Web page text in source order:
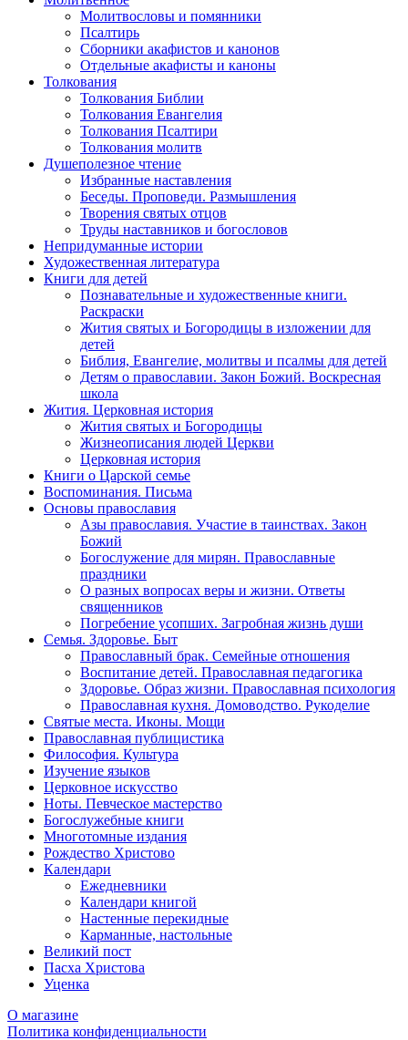
Молитвословы и помянники
Псалтирь
Сборники акафистов и канонов
Отдельные акафисты и каноны
Толкования
Толкования Библии
Толкования Евангелия
Толкования Псалтири
Толкования молитв
Душеполезное чтение
Избранные наставления
Беседы. Проповеди. Размышления
Творения святых отцов
Труды наставников и богословов
Непридуманные истории
Художественная литература
Книги для детей
Познавательные и художественные книги.
Раскраски
Жития святых и Богородицы в изложении для
детей
Библия, Евангелие, молитвы и псалмы для детей
Детям о православии. Закон Божий. Воскресная
школа
Жития. Церковная история
Жития святых и Богородицы
Жизнеописания людей Церкви
Церковная история
Книги о Царской семье
Воспоминания. Письма
Основы православия
Азы православия. Участие в таинствах. Закон
Божий
Богослужение для мирян. Православные
праздники
О разных вопросах веры и жизни. Ответы
священников
Погребение усопших. Загробная жизнь души
Семья. Здоровье. Быт
Православный брак. Семейные отношения
Воспитание детей. Православная педагогика
Здоровье. Образ жизни. Православная психология
Православная кухня. Домоводство. Рукоделие
Святые места. Иконы. Мощи
Православная публицистика
Философия. Культура
Изучение языков
Церковное искусство
Ноты. Певческое мастерство
Богослужебные книги
Многотомные издания
Рождество Христово
Календари
Ежедневники
Календари книгой
Настенные перекидные
Карманные, настольные
Великий пост
Пасха Христова
Уценка
О магазине
Политика конфиденциальности